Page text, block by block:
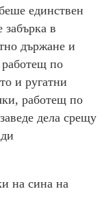
единствен
забърка в
държане и
по
и ругатни
работещ по
дела срещу
на сина на